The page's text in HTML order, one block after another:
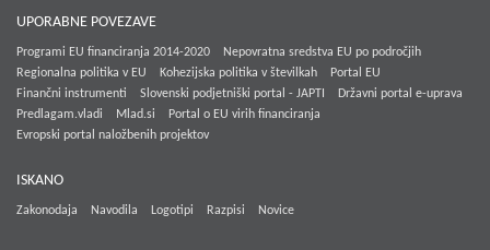
UPORABNE POVEZAVE
Programi EU financiranja 2014-2020
Nepovratna sredstva EU po področjih
Regionalna politika v EU
Kohezijska politika v številkah
Portal EU
Finančni instrumenti
Slovenski podjetniški portal - JAPTI
Državni portal e-uprava
Predlagam.vladi
Mlad.si
Portal o EU virih financiranja
Evropski portal naložbenih projektov
ISKANO
Zakonodaja Navodila Logotipi Razpisi Novice